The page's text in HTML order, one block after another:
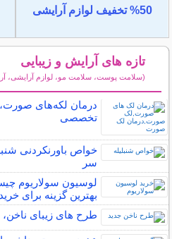
50% تخفیف لوازم آرایشی
تازه های آرایش و زیبایی
(سلامت پوست، سلامت مو، لوازم آرایشی،
درمان لکه‌های
تخصصی
خواص باورنکردنی
سر
لوسیون سولاریوم
بهترین گزینه برای
طرح های زیبای